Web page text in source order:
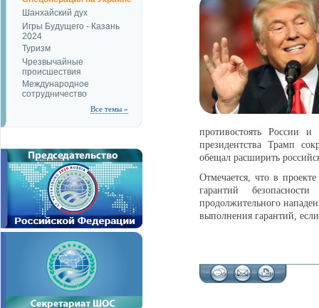
Шанхайский дух
Игры Будущего - Казань
2024
Туризм
Чрезвычайные
происшествия
Международное
сотрудничество
Все темы »
противостоять России
президентства Трамп
обещал расширить
Отмечается, что в
гарантий
продолжительного
выполнения гарантий,